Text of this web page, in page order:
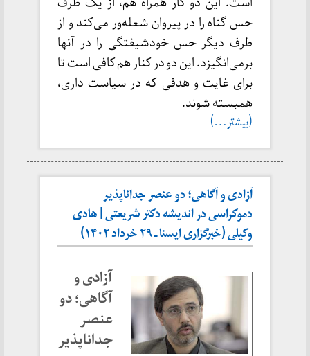
حس گناه را در پیروان شعله‌ور می‌کند و از
طرف دیگر حس خودشیفتگی را در آنها
برمی‌انگیزد. این دو در کنار هم کافی است تا
برای غایت و هدفی که در سیاست داری،
همبسته شوند.
(بیشتر…)
آزادی و آگاهی؛ دو عنصر جداناپذیر
دموکراسی در اندیشه دکتر شریعتی | هادی
وکیلی (خبرگزاری ایسنا ـ ۲۹ خرداد ۱۴۰۲)
آزادی و
آگاهی؛ دو
عنصر
جداناپذیر